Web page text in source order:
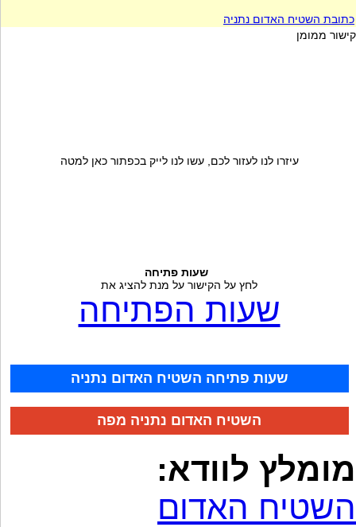
כתובת השטיח האדום נתניה
קישור ממומן
עיזרו לנו לעזור לכם, עשו לנו לייק בכפתור כאן למטה
שעות פתיחה
לחץ על הקישור על מנת להציג את
שעות הפתיחה
שעות פתיחה השטיח האדום נתניה
השטיח האדום נתניה מפה
מומלץ לוודא:
השטיח האדום